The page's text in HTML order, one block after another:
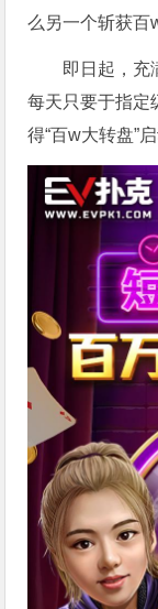
么另一个斩获百
即日起，充
每天只要于指定
得“百w大转盘”